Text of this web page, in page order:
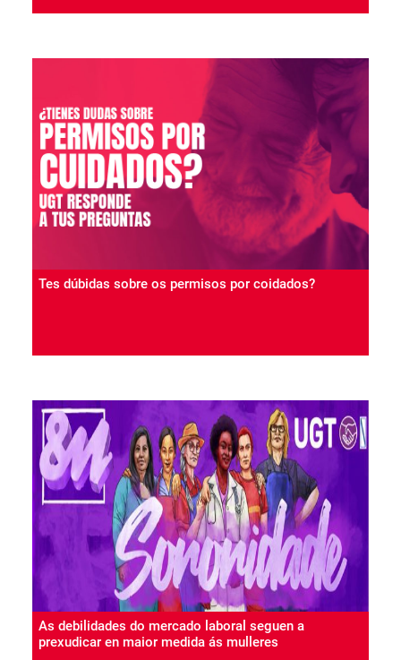
Tes dúbidas sobre os permisos por coidados?
As debilidades do mercado laboral seguen a
prexudicar en maior medida ás mulleres